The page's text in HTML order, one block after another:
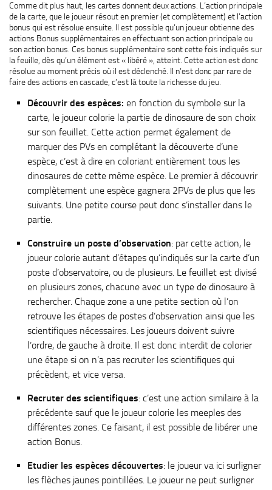
Comme dit plus haut, les cartes donnent deux actions. L’action principale
de la carte, que le joueur résout en premier (et complètement) et l’action
bonus qui est résolue ensuite. Il est possible qu’un joueur obtienne des
actions Bonus supplémentaires en effectuant son action principale ou
son action bonus. Ces bonus supplémentaire sont cette fois indiqués sur
la feuille, dès qu’un élément est « libéré », atteint. Cette action est donc
résolue au moment précis où il est déclenché. Il n’est donc par rare de
faire des actions en cascade, c’est là toute la richesse du jeu.
Découvrir des espèces: en fonction du symbole sur la
carte, le joueur colorie la partie de dinosaure de son choix
sur son feuillet. Cette action permet également de
marquer des PVs en complétant la découverte d’une
espèce, c’est à dire en coloriant entièrement tous les
dinosaures de cette même espèce. Le premier à découvrir
complètement une espèce gagnera 2PVs de plus que les
suivants. Une petite course peut donc s’installer dans le
partie.
Construire un poste d’observation: par cette action, le
joueur colorie autant d’étapes qu’indiqués sur la carte d’un
poste d’observatoire, ou de plusieurs. Le feuillet est divisé
en plusieurs zones, chacune avec un type de dinosaure à
rechercher. Chaque zone a une petite section où l’on
retrouve les étapes de postes d’observation ainsi que les
scientifiques nécessaires. Les joueurs doivent suivre
l’ordre, de gauche à droite. Il est donc interdit de colorier
une étape si on n’a pas recruter les scientifiques qui
précèdent, et vice versa.
Recruter des scientifiques: c’est une action similaire à la
précédente sauf que le joueur colorie les meeples des
différentes zones. Ce faisant, il est possible de libérer une
action Bonus.
Etudier les espèces découvertes: le joueur va ici surligner
les flèches jaunes pointillées. Le joueur ne peut surligner